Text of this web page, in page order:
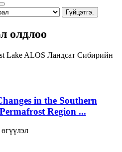
Гүйцэтгэ.
олдлоо
Lake ALOS Ландсат Сибирийн
in the Southern
Region ...